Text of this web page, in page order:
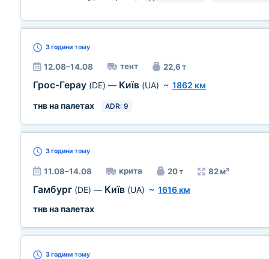
3 години тому
12.08–14.08 тент 22,6 т
Грос-Герау (DE) — Київ (UA) ~ 1862 км
тнв на палетах
ADR: 9
3 години тому
11.08–14.08 крита 20 т 82 м³
Гамбург (DE) — Київ (UA) ~ 1616 км
тнв на палетах
3 години тому